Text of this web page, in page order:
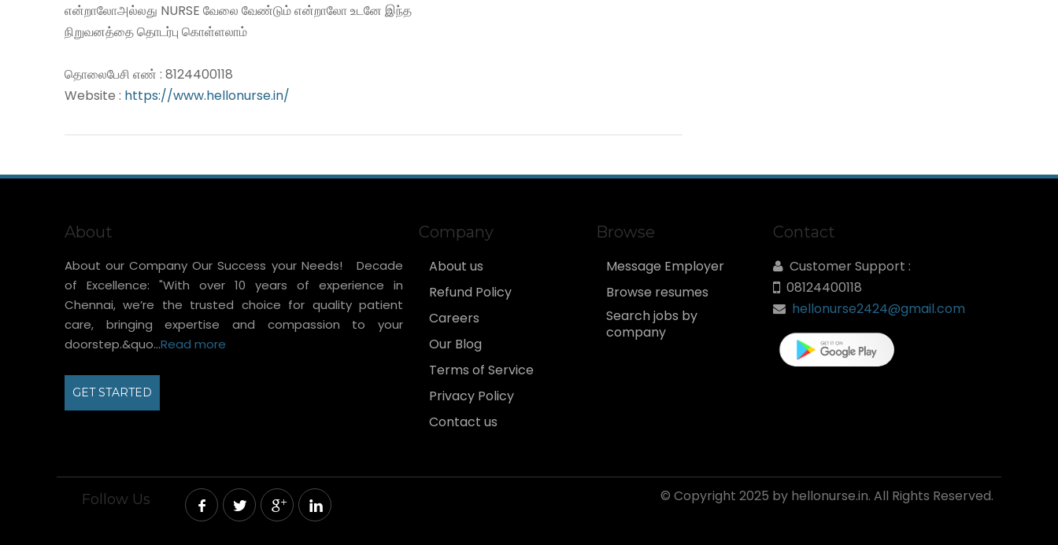
என்றாலோஅல்லது NURSE வேலை வேண்டும் என்றாலோ உடனே இந்த
நிறுவனத்தை தொடர்பு கொள்ளலாம்
தொலைபேசி எண் : 8124400118
Website : https://www.hellonurse.in/
About
About our Company Our Success your Needs! Decade
of Excellence: "With over 10 years of experience in
Chennai, we’re the trusted choice for quality patient
care, bringing expertise and compassion to your
doorstep.&quo...Read more
GET STARTED
Company
About us
Refund Policy
Careers
Our Blog
Terms of Service
Privacy Policy
Contact us
Browse
Message Employer
Browse resumes
Search jobs by
company
Contact
Customer Support :
08124400118
hellonurse2424@gmail.com
Follow Us © Copyright 2025 by hellonurse.in. All Rights Reserved.